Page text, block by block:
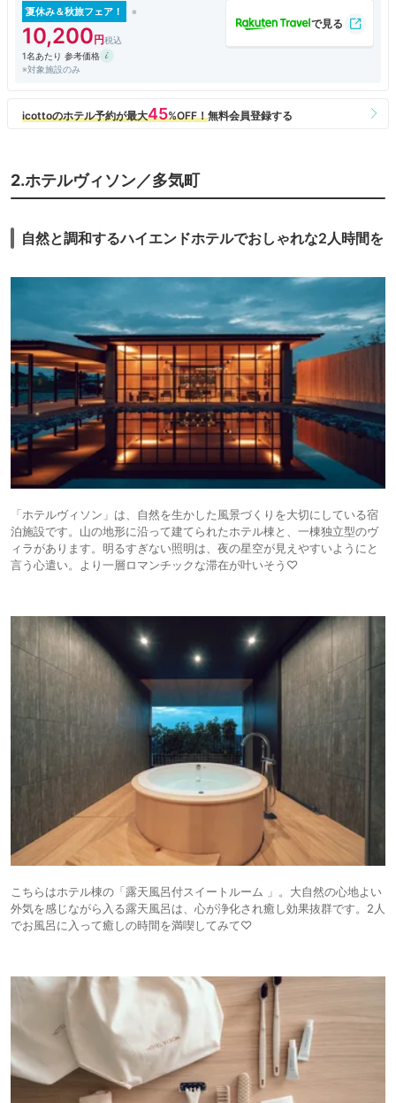
夏休み＆秋旅フェア！
10,200
1名あたり 参考価格
※対象施設のみ
2.ホテルヴィソン／多気町
自然と調和するハイエンドホテルでおしゃれな2人時間を
「ホテルヴィソン」は、自然を生かした風景づくりを大切にしている宿
泊施設です。山の地形に沿って建てられたホテル棟と、一棟独立型のヴ
ィラがあります。明るすぎない照明は、夜の星空が見えやすいようにと
言う心遣い。より一層ロマンチックな滞在が叶いそう♡
こちらはホテル棟の「露天風呂付スイートルーム 」。大自然の心地よい
外気を感じながら入る露天風呂は、心が浄化され癒し効果抜群です。2人
でお風呂に入って癒しの時間を満喫してみて♡